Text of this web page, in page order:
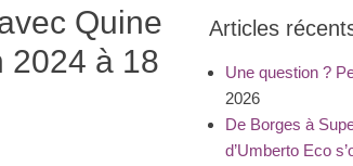
Quine
2024 à 18
Articles
Une question ?
2026
De Borges à
d’Umberto Eco